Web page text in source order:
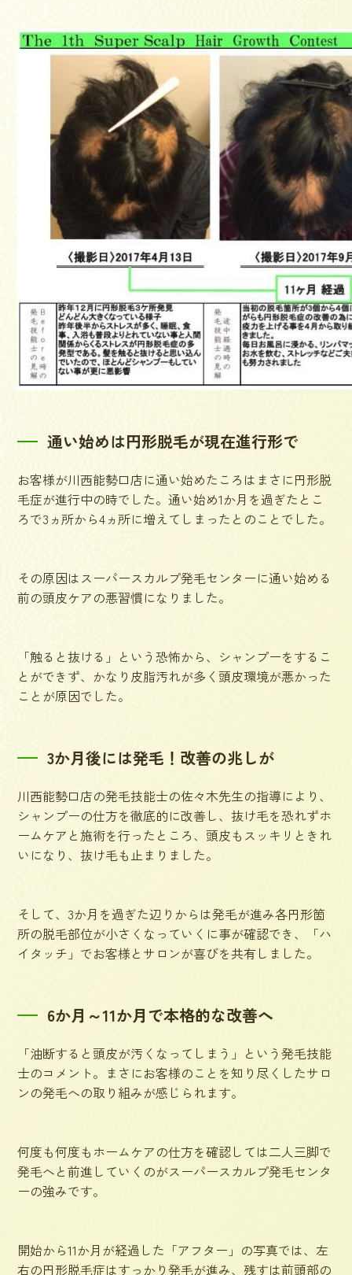
通い始めは円形脱毛が現在進行形で
お客様が川西能勢口店に通い始めたころはまさに円形脱
毛症が進行中の時でした。通い始め1か月を過ぎたとこ
ろで3ヵ所から4ヵ所に増えてしまったとのことでした。
その原因はスーパースカルプ発毛センターに通い始める
前の頭皮ケアの悪習慣になりました。
「触ると抜ける」という恐怖から、シャンプーをするこ
とができず、かなり皮脂汚れが多く頭皮環境が悪かった
ことが原因でした。
3か月後には発毛！改善の兆しが
川西能勢口店の発毛技能士の佐々木先生の指導により、
シャンプーの仕方を徹底的に改善し、抜け毛を恐れずホ
ームケアと施術を行ったところ、頭皮もスッキリときれ
いになり、抜け毛も止まりました。
そして、3か月を過ぎた辺りからは発毛が進み各円形箇
所の脱毛部位が小さくなっていくに事が確認でき、「ハ
イタッチ」でお客様とサロンが喜びを共有しました。
6か月～11か月で本格的な改善へ
「油断すると頭皮が汚くなってしまう」という発毛技能
士のコメント。まさにお客様のことを知り尽くしたサロ
ンの発毛への取り組みが感じられます。
何度も何度もホームケアの仕方を確認しては二人三脚で
発毛へと前進していくのがスーパースカルプ発毛センタ
ーの強みです。
開始から11か月が経過した「アフター」の写真では、左
右の円形脱毛症はすっかり発毛が進み、残すは前頭部の